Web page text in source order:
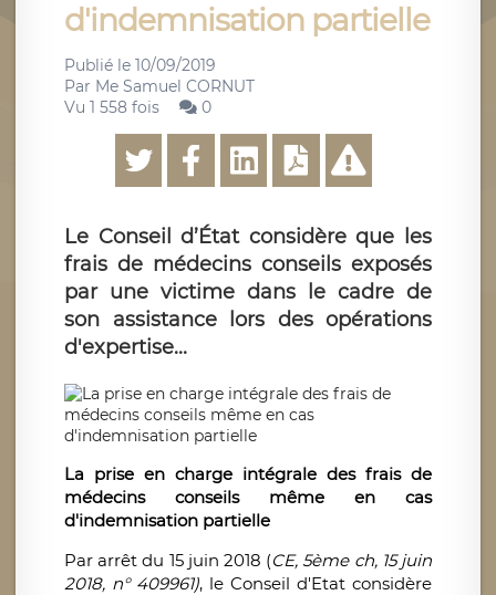
d'indemnisation partielle
Publié le 10/09/2019
Par Me Samuel CORNUT
Vu 1 558 fois
0
Le Conseil d’État considère que les
frais de médecins conseils exposés
par une victime dans le cadre de
son assistance lors des opérations
d'expertise...
La prise en charge intégrale des frais de
médecins conseils même en cas
d'indemnisation partielle
Par arrêt du 15 juin 2018 (CE, 5ème ch, 15 juin
2018, n° 409961), le Conseil d'Etat considère